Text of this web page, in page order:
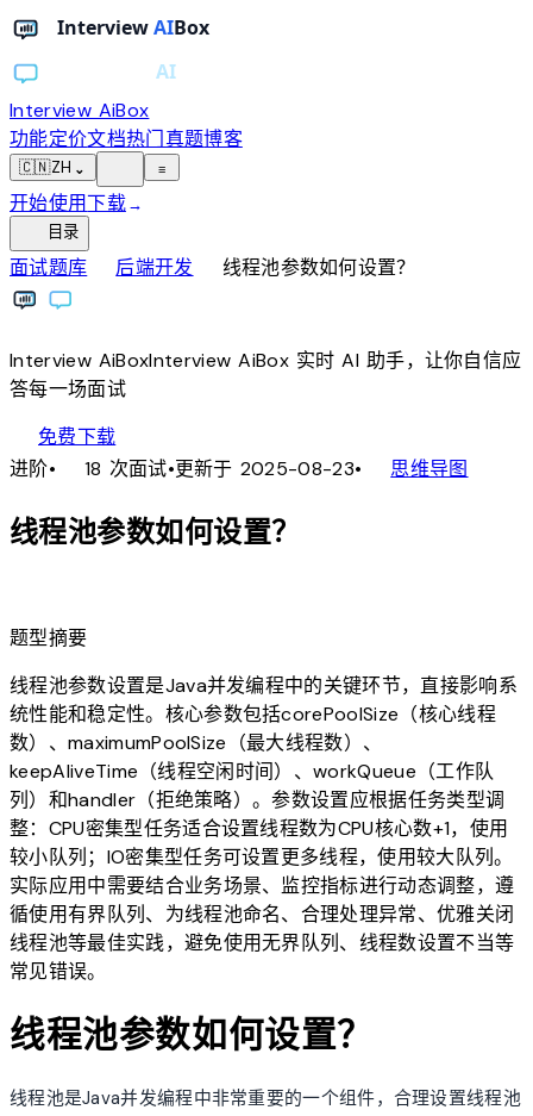
Interview AiBox
功能定价文档热门真题博客
🇨🇳ZH ⌄ ≡
开始使用下载→
目录
面试题库chevron_right后端开发chevron_right 线程池参数如何设置？
Interview AiBoxInterviewAiBox实时 AI 助手，让你自信应
答每一场面试
免费下载
进阶• 18 次面试•更新于 2025-08-23• account_tree思维导图
线程池参数如何设置？
题型摘要
线程池参数设置是Java并发编程中的关键环节，直接影响系
统性能和稳定性。核心参数包括corePoolSize（核心线程
数）、maximumPoolSize（最大线程数）、
keepAliveTime（线程空闲时间）、workQueue（工作队
列）和handler（拒绝策略）。参数设置应根据任务类型调
整：CPU密集型任务适合设置线程数为CPU核心数+1，使用
较小队列；IO密集型任务可设置更多线程，使用较大队列。
实际应用中需要结合业务场景、监控指标进行动态调整，遵
循使用有界队列、为线程池命名、合理处理异常、优雅关闭
线程池等最佳实践，避免使用无界队列、线程数设置不当等
常见错误。
线程池参数如何设置？
线程池是Java并发编程中非常重要的一个组件，合理设置线程池